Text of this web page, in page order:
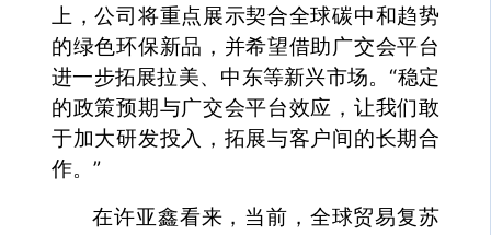
上，公司将重点展示契合全球碳中和趋势
的绿色环保新品，并希望借助广交会平台
进一步拓展拉美、中东等新兴市场。“稳定
的政策预期与广交会平台效应，让我们敢
于加大研发投入，拓展与客户间的长期合
作。”
在许亚鑫看来，当前，全球贸易复苏